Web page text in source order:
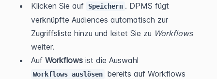
Klicken Sie auf
Speichern . DPMS fügt
verknüpfte Audiences automatisch zur
Zugriffsliste hinzu und leitet Sie zu Workflows
weiter.
Auf Workflows
Workflows auslösen
bereits auf Workflows